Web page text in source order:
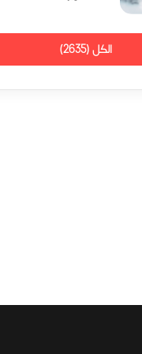
الكل (2635)